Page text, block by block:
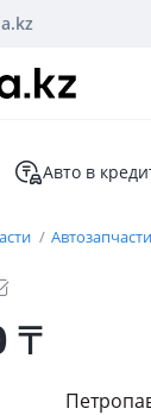
Авто в
Автозапчасти
₸